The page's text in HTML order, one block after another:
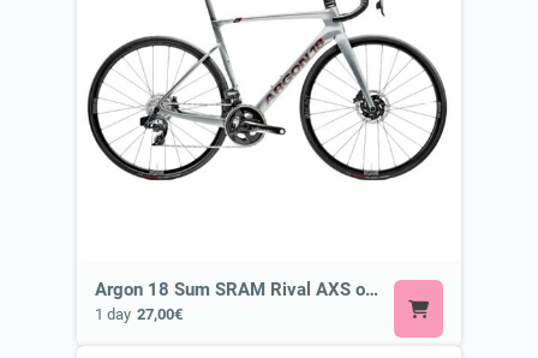
Argon 18 Sum SRAM Rival AXS or Similar
1 day 27,00€